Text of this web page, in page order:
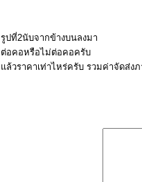
รูปที่2นับจากข้างบนลงมา
ต่อคอหรือไม่ต่อคอครับ
แล้วราคาเท่าไหร่ครับ รวมค่าจัดส่